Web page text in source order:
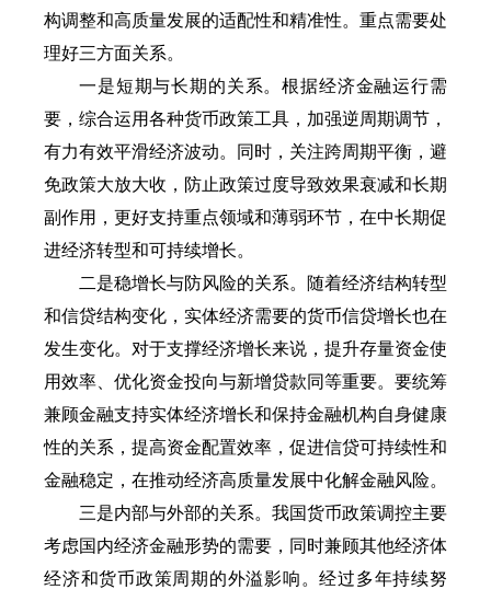
构调整和高质量发展的适配性和精准性。重点需要处
理好三方面关系。
一是短期与长期的关系。根据经济金融运行需
要，综合运用各种货币政策工具，加强逆周期调节，
有力有效平滑经济波动。同时，关注跨周期平衡，避
免政策大放大收，防止政策过度导致效果衰减和长期
副作用，更好支持重点领域和薄弱环节，在中长期促
进经济转型和可持续增长。
二是稳增长与防风险的关系。随着经济结构转型
和信贷结构变化，实体经济需要的货币信贷增长也在
发生变化。对于支撑经济增长来说，提升存量资金使
用效率、优化资金投向与新增贷款同等重要。要统筹
兼顾金融支持实体经济增长和保持金融机构自身健康
性的关系，提高资金配置效率，促进信贷可持续性和
金融稳定，在推动经济高质量发展中化解金融风险。
三是内部与外部的关系。我国货币政策调控主要
考虑国内经济金融形势的需要，同时兼顾其他经济体
经济和货币政策周期的外溢影响。经过多年持续努